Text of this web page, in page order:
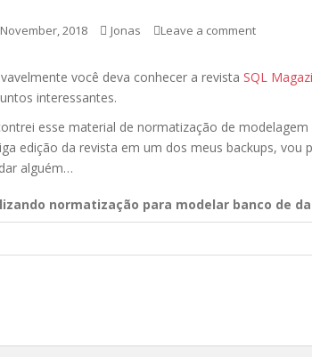
2018 Jonas Leave a comment
você deva conhecer a revista SQL
interessantes.
esse material de normatização de
edição da revista em um dos meus backups, vou
alguém…
normatização para modelar banco de